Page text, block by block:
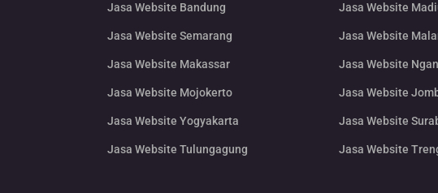
Jasa Website Bandung
Jasa Website Semarang
Jasa Website Makassar
Jasa Website Mojokerto
Jasa Website Yogyakarta
Jasa Website Tulungagung
Jasa Website
Jasa Website
Jasa Website
Jasa Website
Jasa Website
Jasa Website